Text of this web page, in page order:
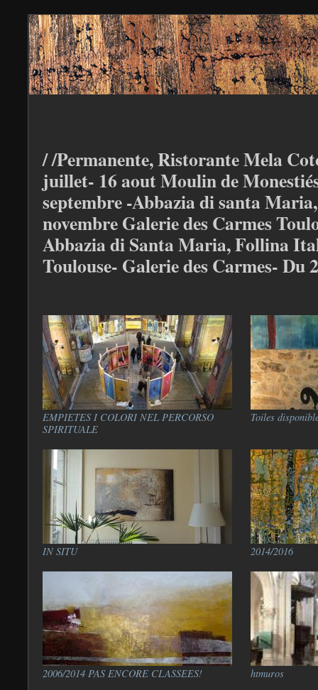
/ /Permanente, Ristorante Mela
juillet- 16 aout Moulin de
septembre -Abbazia di santa
novembre Galerie des Carmes
Abbazia di Santa Maria, Follina
Toulouse- Galerie des Carmes- Du
EMPIETES I COLORI NEL PERCORSO
SPIRITUALE
Toiles
IN SITU 2014/2016
2006/2014 PAS ENCORE CLASSEES! htmuros